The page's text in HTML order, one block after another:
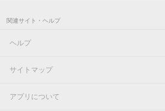
関連サイト・ヘルプ
ヘルプ
サイトマップ
アプリについて